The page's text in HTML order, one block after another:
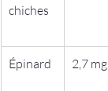
chiches
Épinard 2,7 mg